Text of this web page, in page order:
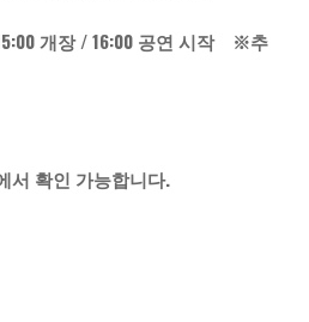
개장 / 16:00 공연 시작 ※추
서 확인 가능합니다.